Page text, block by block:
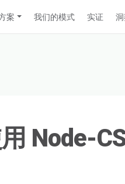
案 我们的模式 实证
Node-